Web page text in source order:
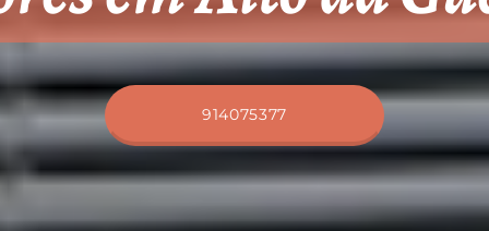
914075377